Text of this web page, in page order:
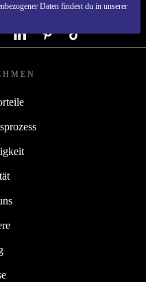
Daten findest du in unserer
UNS